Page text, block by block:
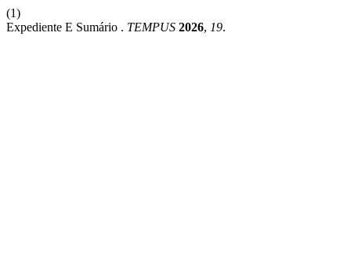
(1)
Expediente E Sumário . TEMPUS 2026, 19.